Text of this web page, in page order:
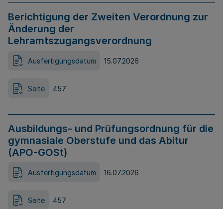
Berichtigung der Zweiten Verordnung zur
Änderung der
Lehramtszugangsverordnung
Ausfertigungsdatum 15.07.2026
Seite 457
Ausbildungs- und Prüfungsordnung für die
gymnasiale Oberstufe und das Abitur
(APO-GOSt)
Ausfertigungsdatum 16.07.2026
Seite 457